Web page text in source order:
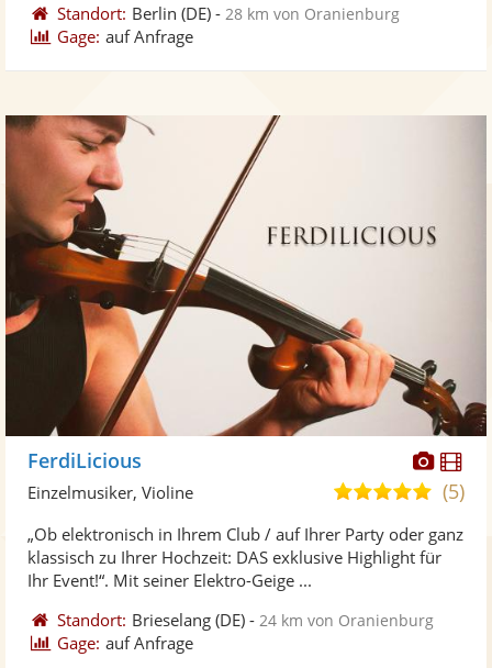
Standort: Berlin (DE) - 28 km von Oranienburg
Gage: auf Anfrage
Fotos
FerdiLicious
5,0
5
(5)
Einzelmusiker, Violine
„Ob elektronisch in Ihrem Club / auf Ihrer Party oder ganz
klassisch zu Ihrer Hochzeit: DAS exklusive Highlight für
Ihr Event!“. Mit seiner Elektro-Geige ...
Standort: Brieselang (DE) - 24 km von Oranienburg
Gage: auf Anfrage